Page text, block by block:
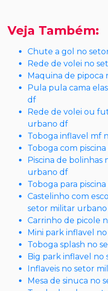
Veja Também:
Chute a gol no
Rede de volei no
Maquina de
Pula pula cama
df
Rede de volei ou
urbano df
Toboga inflavel mf
Toboga com
Piscina de bolinhas
urbano df
Toboga para
Castelinho com
setor militar
Carrinho de picole
Mini park inflavel
Toboga splash no
Big park inflavel
Inflaveis no setor
Mesa de sinuca no